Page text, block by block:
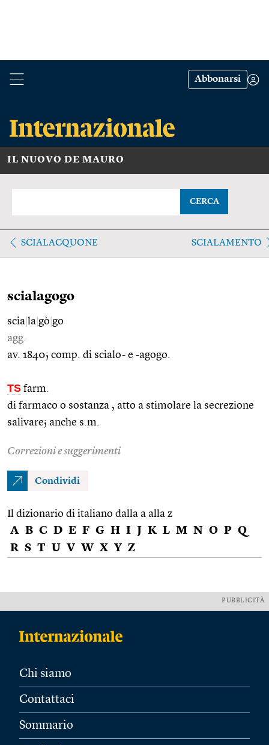
Abbonarsi
IL NUOVO DE MAURO
CERCA
SCIALACQUONE SCIALAMENTO
scialagogo
scia la gò go
agg.
av. 1840; comp. di scialo- e -agogo.
TS farm.
di farmaco o sostanza , atto a stimolare la secrezione
salivare; anche s.m.
Correzioni e suggerimenti
Condividi
Il dizionario di italiano dalla a alla z
A B C D E F G H I J K L M N O P Q
R S T U V W X Y Z
PUBBLICITÀ
Chi siamo
Contattaci
Sommario